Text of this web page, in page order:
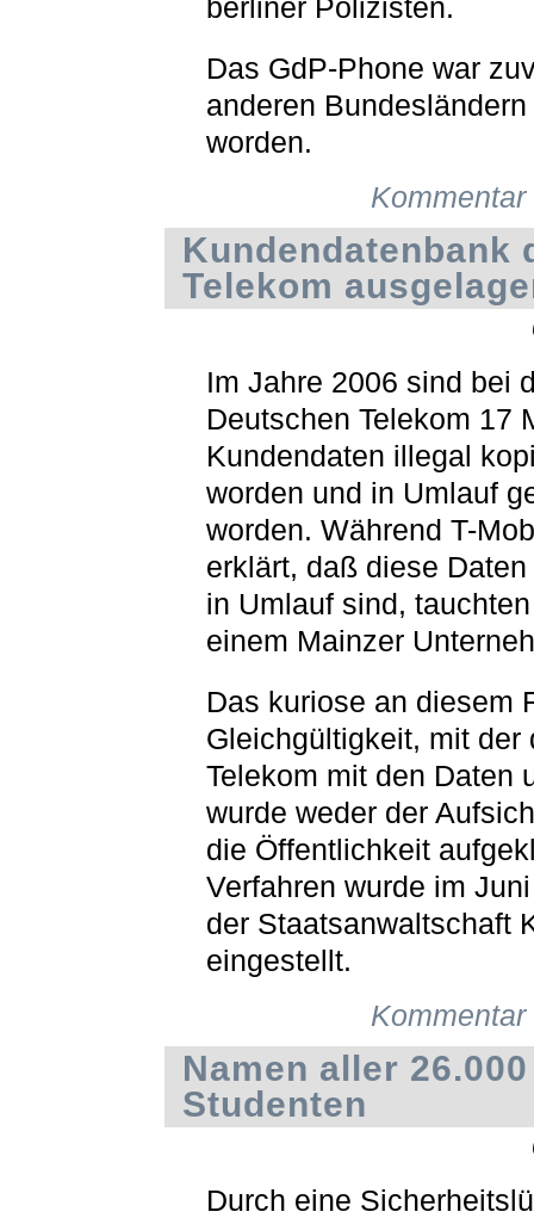
berliner Polizisten.
Das GdP-Phone war
anderen
worden.
Kundendatenbank
Telekom
Im Jahre 2006 sind bei
Deutschen Telekom 17
Kundendaten illegal
worden und in Umlauf
worden. Während T-
erklärt, daß diese
in Umlauf sind,
einem Mainzer
Das kuriose an diesem
Gleichgültigkeit, mit der
Telekom mit den Daten
wurde weder der
die Öffentlichkeit
Verfahren wurde im
der Staatsanwaltschaft
eingestellt.
Namen aller 26.000
Studenten
Durch eine